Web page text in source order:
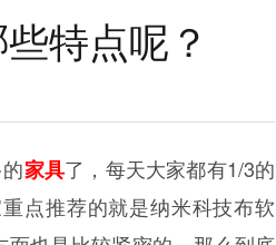
特点呢？
家具了，每天大家都有1/3的
点推荐的就是纳米科技布软